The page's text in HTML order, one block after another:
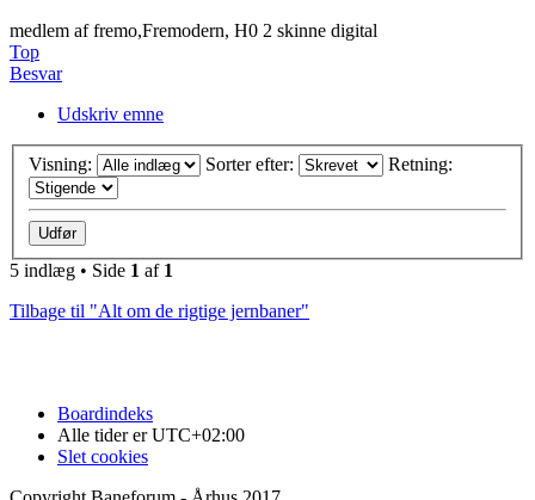
medlem af fremo,Fremodern, H0 2 skinne digital
Top
Besvar
Udskriv emne
Visning: Sorter efter: Retning:
5 indlæg • Side 1 af 1
Tilbage til "Alt om de rigtige jernbaner"
Boardindeks
Alle tider erUTC+02:00
Slet cookies